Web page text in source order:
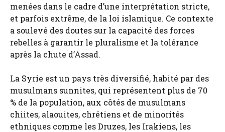
menées dans le cadre d’une interprétation stricte,
et parfois extrême, de la loi islamique. Ce contexte
a soulevé des doutes sur la capacité des forces
rebelles à garantir le pluralisme et la tolérance
après la chute d’Assad.
La Syrie est un pays très diversifié, habité par des
musulmans sunnites, qui représentent plus de 70
% de la population, aux côtés de musulmans
chiites, alaouites, chrétiens et de minorités
ethniques comme les Druzes, les Irakiens, les